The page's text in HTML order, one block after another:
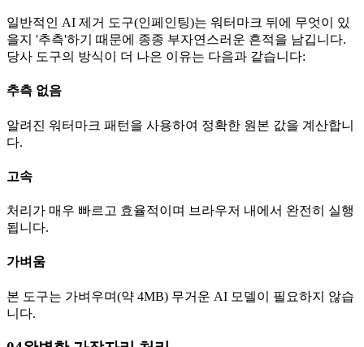
일반적인 AI 제거 도구(인페인팅)는 워터마크 뒤에 무엇이 있
을지 '추측'하기 때문에 종종 부자연스러운 흔적을 남깁니다.
당사 도구의 방식이 더 나은 이유는 다음과 같습니다:
추측 없음
알려진 워터마크 패턴을 사용하여 정확한 원본 값을 계산합니
다.
고속
처리가 매우 빠르고 효율적이며 브라우저 내에서 완전히 실행
됩니다.
가벼움
본 도구는 가벼우며(약 4MB) 무거운 AI 모델이 필요하지 않습
니다.